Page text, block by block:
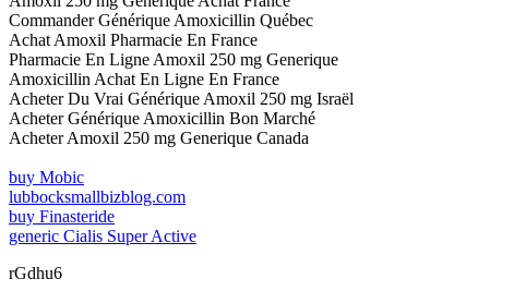
Commander Générique Amoxicillin Québec
Achat Amoxil Pharmacie En France
Pharmacie En Ligne Amoxil 250 mg Generique
Amoxicillin Achat En Ligne En France
Acheter Du Vrai Générique Amoxil 250 mg Israël
Acheter Générique Amoxicillin Bon Marché
Acheter Amoxil 250 mg Generique Canada
buy Mobic
lubbocksmallbizblog.com
buy Finasteride
generic Cialis Super Active
rGdhu6